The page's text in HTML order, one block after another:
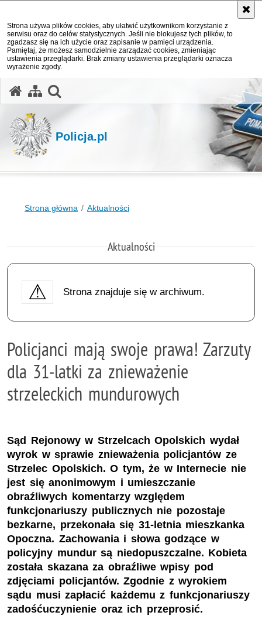
Strona używa plików cookies, aby ułatwić użytkownikom korzystanie z
serwisu oraz do celów statystycznych. Jeśli nie blokujesz tych plików, to
zgadzasz się na ich użycie oraz zapisanie w pamięci urządzenia.
Pamiętaj, że możesz samodzielnie zarządzać cookies, zmieniając
ustawienia przeglądarki. Brak zmiany ustawienia przeglądarki oznacza
wyrażenie zgody.
Policja.pl
Strona główna Aktualności
Aktualności
Strona znajduje się w archiwum.
Policjanci mają swoje prawa! Zarzuty
dla 31-latki za znieważenie
strzeleckich mundurowych
Sąd Rejonowy w Strzelcach Opolskich wydał
wyrok w sprawie znieważenia policjantów ze
Strzelec Opolskich. O tym, że w Internecie nie
jest się anonimowym i umieszczanie
obraźliwych komentarzy względem
funkcjonariuszy publicznych nie pozostaje
bezkarne, przekonała się 31-letnia mieszkanka
Opoczna. Zachowania i słowa godzące w
policyjny mundur są niedopuszczalne. Kobieta
została skazana za obraźliwe wpisy pod
zdjęciami policjantów. Zgodnie z wyrokiem
sądu musi zapłacić każdemu z funkcjonariuszy
zadośćuczynienie oraz ich przeprosić.